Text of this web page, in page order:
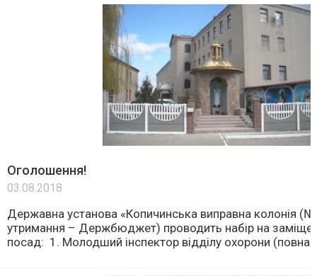
Оголошення!
03.08.2018
Державна установа «Копичинська виправна колонія
утримання – Держбюджет) проводить набір на
посад: 1. Молодший інспектор відділу охорони (повна